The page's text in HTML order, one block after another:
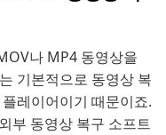
나 MP4 동영상을
기본적으로 동영상 복
레이어이기 때문이죠.
부 동영상 복구 소프트